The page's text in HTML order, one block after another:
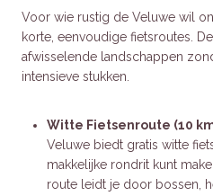
Voor wie rustig de Veluwe wil
korte, eenvoudige fietsroutes.
afwisselende landschappen
intensieve stukken.
Witte Fietsenroute (10
Veluwe biedt gratis witte
makkelijke rondrit kunt
route leidt je door bossen,